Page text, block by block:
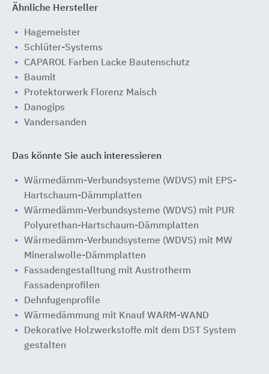
Ähnliche Hersteller
Hagemeister
Schlüter-Systems
CAPAROL Farben Lacke Bautenschutz
Baumit
Protektorwerk Florenz Maisch
Danogips
Vandersanden
Das könnte Sie auch interessieren
Wärmedämm-Verbundsysteme (WDVS) mit EPS-
Hartschaum-Dämmplatten
Wärmedämm-Verbundsysteme (WDVS) mit PUR
Polyurethan-Hartschaum-Dämmplatten
Wärmedämm-Verbundsysteme (WDVS) mit MW
Mineralwolle-Dämmplatten
Fassadengestalltung mit Austrotherm
Fassadenprofilen
Dehnfugenprofile
Wärmedämmung mit Knauf WARM-WAND
Dekorative Holzwerkstoffe mit dem DST System
gestalten